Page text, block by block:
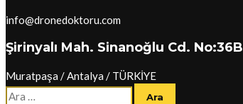
info@dronedoktoru.com
Şirinyalı Mah. Sinanoğlu Cd. No:36B
Muratpaşa / Antalya / TÜRKİYE
Arama: